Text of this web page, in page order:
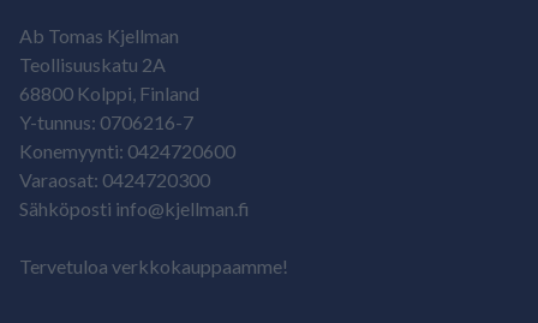
Ab Tomas Kjellman
Teollisuuskatu 2A
68800 Kolppi, Finland
Y-tunnus: 0706216-7
Konemyynti: 0424720600
Varaosat: 0424720300
Sähköposti info@kjellman.fi
Tervetuloa verkkokauppaamme!